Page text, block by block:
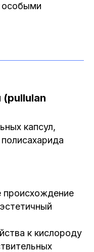
(pullulan
капсул,
происхождение
к кислороду